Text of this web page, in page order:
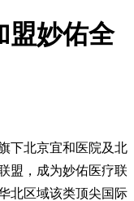
盟妙佑全
下北京宜和医院及北
盟，成为妙佑医疗联
北区域该类顶尖国际